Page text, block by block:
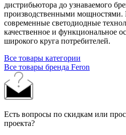
дистрибьютора до узнаваемого
производственными
современные светодиодные
качественное и функциональное
широкого круга потребителей.
Все товары категории
Все товары бренда Feron
Есть вопросы по скидкам или
проекта?